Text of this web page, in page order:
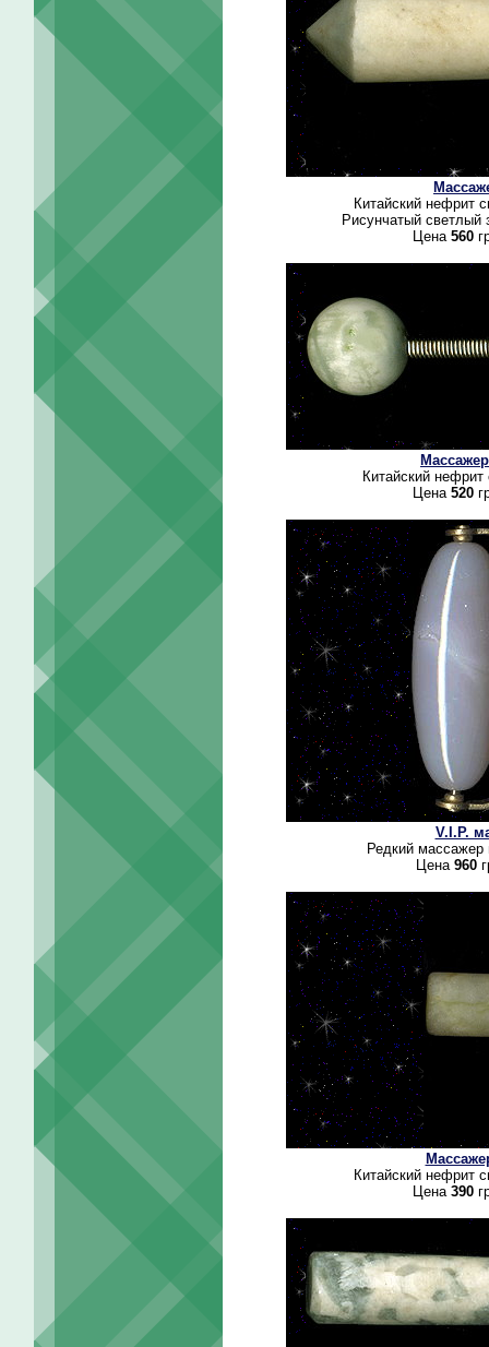
Китайский нефрит
Рисунчатый
Цена 560
Китайский
Цена 520
V.I.P.
Редкий массажер
Цена 960
Китайский нефрит
Цена 390